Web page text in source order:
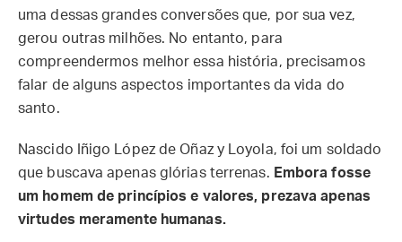
uma dessas grandes conversões que, por sua vez,
gerou outras milhões. No entanto, para
compreendermos melhor essa história, precisamos
falar de alguns aspectos importantes da vida do
santo.
Nascido Iñigo López de Oñaz y Loyola, foi um soldado
que buscava apenas glórias terrenas. Embora fosse
um homem de princípios e valores, prezava apenas
virtudes meramente humanas.